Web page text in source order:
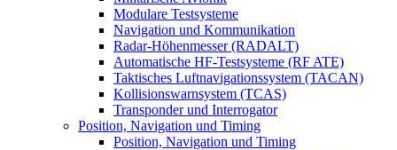
Modulare Testsysteme
Navigation und Kommunikation
Radar-Höhenmesser (RADALT)
Automatische HF-Testsysteme (RF ATE)
Taktisches Luftnavigationssystem (TACAN)
Kollisionswarnsystem (TCAS)
Transponder und Interrogator
Position, Navigation und Timing
Position, Navigation und Timing